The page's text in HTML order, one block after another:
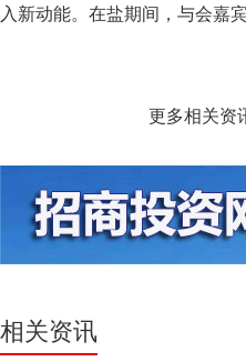
入新动能。在盐期间，与会嘉
更多相关资
相关资讯